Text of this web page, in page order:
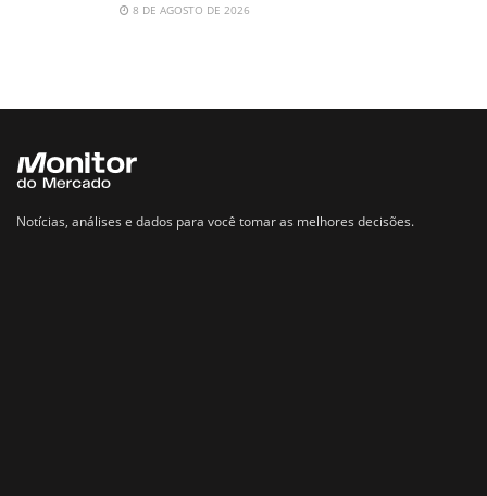
8 DE AGOSTO DE 2026
Notícias, análises e dados para você tomar as melhores decisões.